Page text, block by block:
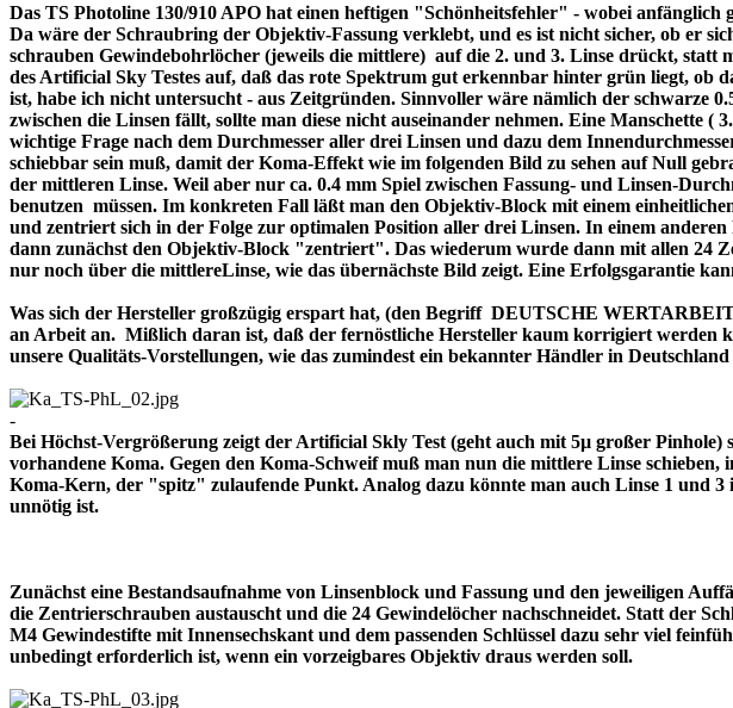
Das TS Photoline 130/910 APO hat einen heftigen "Schönheitsfehler" - wobei
Da wäre der Schraubring der Objektiv-Fassung verklebt, und es ist nicht sicher, ob er
schrauben Gewindebohrlöcher (jeweils die mittlere) auf die 2. und 3. Linse drückt, statt
des Artificial Sky Testes auf, daß das rote Spektrum gut erkennbar hinter grün liegt, ob
ist, habe ich nicht untersucht - aus Zeitgründen. Sinnvoller wäre nämlich der schwarze
zwischen die Linsen fällt, sollte man diese nicht auseinander nehmen. Eine Manschette (
wichtige Frage nach dem Durchmesser aller drei Linsen und dazu dem
schiebbar sein muß, damit der Koma-Effekt wie im folgenden Bild zu sehen auf Null
der mittleren Linse. Weil aber nur ca. 0.4 mm Spiel zwischen Fassung- und Linsen-
benutzen müssen. Im konkreten Fall läßt man den Objektiv-Block mit einem
und zentriert sich in der Folge zur optimalen Position aller drei Linsen. In einem
dann zunächst den Objektiv-Block "zentriert". Das wiederum wurde dann mit allen 24
nur noch über die mittlereLinse, wie das übernächste Bild zeigt. Eine Erfolgsgarantie
Was sich der Hersteller großzügig erspart hat, (den Begriff DEUTSCHE
an Arbeit an. Mißlich daran ist, daß der fernöstliche Hersteller kaum korrigiert werden
unsere Qualitäts-Vorstellungen, wie das zumindest ein bekannter Händler in
-
Bei Höchst-Vergrößerung zeigt der Artificial Skly Test (geht auch mit 5µ großer Pinhole)
vorhandene Koma. Gegen den Koma-Schweif muß man nun die mittlere Linse
Koma-Kern, der "spitz" zulaufende Punkt. Analog dazu könnte man auch Linse 1 und 3
unnötig ist.
Zunächst eine Bestandsaufnahme von Linsenblock und Fassung und den jeweiligen
die Zentrierschrauben austauscht und die 24 Gewindelöcher nachschneidet. Statt der
M4 Gewindestifte mit Innensechskant und dem passenden Schlüssel dazu sehr viel
unbedingt erforderlich ist, wenn ein vorzeigbares Objektiv draus werden soll.